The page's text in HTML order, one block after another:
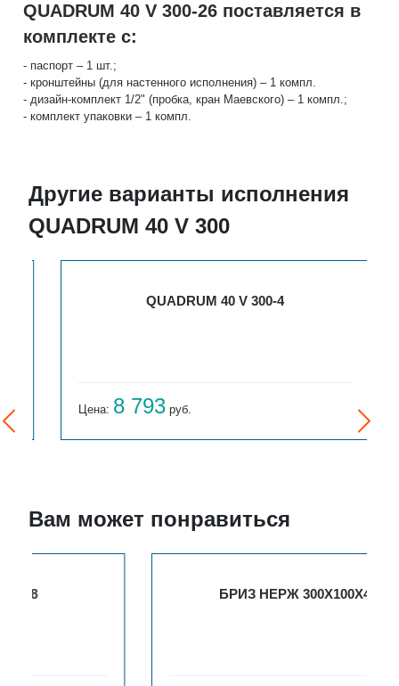
QUADRUM 40 V 300-26 поставляется в
комплекте с:
- паспорт – 1 шт.;
- кронштейны (для настенного исполнения) – 1 компл.
- дизайн-комплект 1/2" (пробка, кран Маевского) – 1 компл.;
- комплект упаковки – 1 компл.
Другие варианты исполнения
QUADRUM 40 V 300
QUADRUM 40 V 300-4
Цена:8 793руб.
Вам может понравиться
БРИЗ НЕРЖ 300Х100Х4500